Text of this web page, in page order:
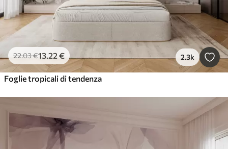
22.03€13.22€ 2.3k
Foglie tropicali di tendenza